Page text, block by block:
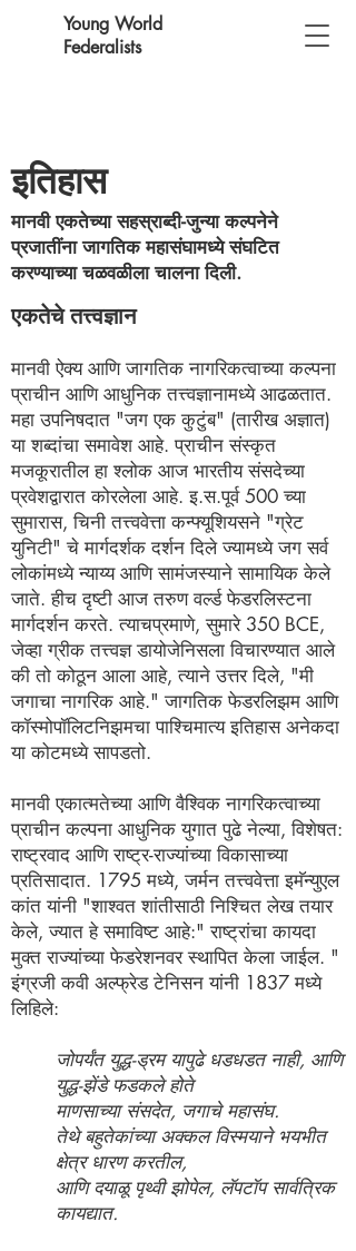
Young World
Federalists
इतिहास
मानवी एकतेच्या सहस्राब्दी-जुन्या कल्पनेने
प्रजातींना जागतिक महासंघामध्ये संघटित
करण्याच्या चळवळीला चालना दिली.
एकतेचे तत्त्वज्ञान
मानवी ऐक्य आणि जागतिक नागरिकत्वाच्या कल्पना
प्राचीन आणि आधुनिक तत्त्वज्ञानामध्ये आढळतात.
महा उपनिषदात "जग एक कुटुंब" (तारीख अज्ञात)
या शब्दांचा समावेश आहे. प्राचीन संस्कृत
मजकूरातील हा श्लोक आज भारतीय संसदेच्या
प्रवेशद्वारात कोरलेला आहे. इ.स.पूर्व 500 च्या
सुमारास, चिनी तत्त्ववेत्ता कन्फ्यूशियसने "ग्रेट
युनिटी" चे मार्गदर्शक दर्शन दिले ज्यामध्ये जग सर्व
लोकांमध्ये न्याय्य आणि सामंजस्याने सामायिक केले
जाते. हीच दृष्टी आज तरुण वर्ल्ड फेडरलिस्टना
मार्गदर्शन करते. त्याचप्रमाणे, सुमारे 350 BCE,
जेव्हा ग्रीक तत्त्वज्ञ डायोजेनिसला विचारण्यात आले
की तो कोठून आला आहे, त्याने उत्तर दिले, "मी
जगाचा नागरिक आहे." जागतिक फेडरलिझम आणि
कॉस्मोपॉलिटनिझमचा पाश्चिमात्य इतिहास अनेकदा
या कोटमध्ये सापडतो.
मानवी एकात्मतेच्या आणि वैश्विक नागरिकत्वाच्या
प्राचीन कल्पना आधुनिक युगात पुढे नेल्या, विशेषत:
राष्ट्रवाद आणि राष्ट्र-राज्यांच्या विकासाच्या
प्रतिसादात. 1795 मध्ये, जर्मन तत्त्ववेत्ता इमॅन्युएल
कांत यांनी "शाश्वत शांतीसाठी निश्चित लेख तयार
केले, ज्यात हे समाविष्ट आहे:" राष्ट्रांचा कायदा
मुक्त राज्यांच्या फेडरेशनवर स्थापित केला जाईल. "
इंग्रजी कवी अल्फ्रेड टेनिसन यांनी 1837 मध्ये
लिहिले:
जोपर्यंत युद्ध-ड्रम यापुढे धडधडत नाही, आणि
युद्ध-झेंडे फडकले होते
माणसाच्या संसदेत, जगाचे महासंघ.
तेथे बहुतेकांच्या अक्कल विस्मयाने भयभीत
क्षेत्र धारण करतील,
आणि दयाळू पृथ्वी झोपेल, लॅपटॉप सार्वत्रिक
कायद्यात.